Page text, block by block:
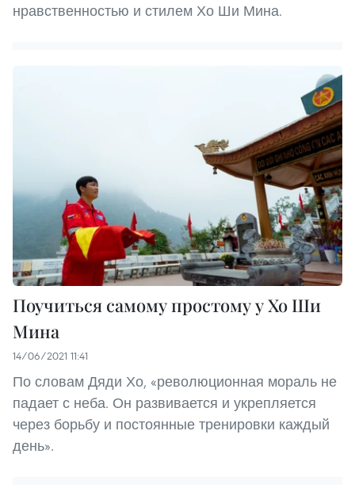
нравственностью и стилем Хо Ши Мина.
Поучиться самому простому у Хо Ши
Мина
14/06/2021 11:41
По словам Дяди Хо, «революционная мораль не
падает с неба. Он развивается и укрепляется
через борьбу и постоянные тренировки каждый
день».